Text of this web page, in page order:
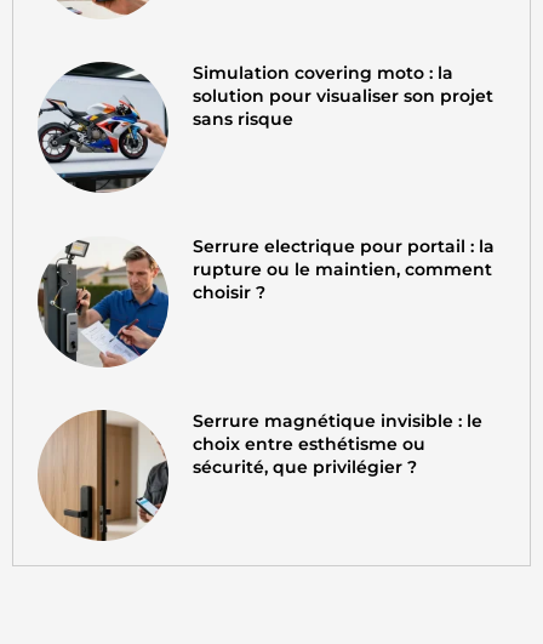
Simulation covering moto : la
solution pour visualiser son projet
sans risque
Serrure electrique pour portail : la
rupture ou le maintien, comment
choisir ?
Serrure magnétique invisible : le
choix entre esthétisme ou
sécurité, que privilégier ?